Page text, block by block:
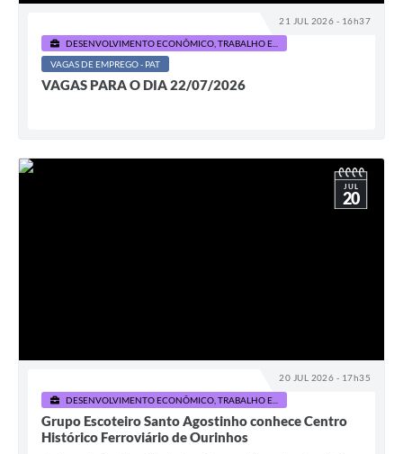
21 JUL 2026 - 16h37
DESENVOLVIMENTO ECONÔMICO, TRABALHO E...
VAGAS DE EMPREGO - PAT
VAGAS PARA O DIA 22/07/2026
20 JUL 2026 - 17h35
JUL
20
DESENVOLVIMENTO ECONÔMICO, TRABALHO E...
Grupo Escoteiro Santo Agostinho conhece Centro
Histórico Ferroviário de Ourinhos